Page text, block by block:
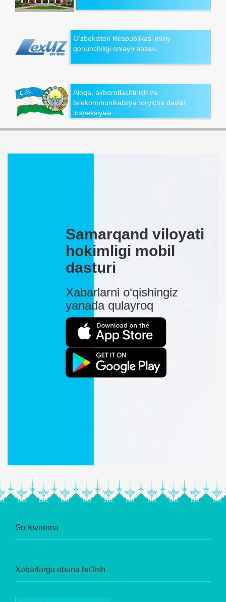
O‘zbekiston Respublikasi milliy
qonunchiligi onlayn bazasi
Aloqa, axborotlashtirish va
telekommunikatsiya bo‘yicha davlat
inspeksiyasi
Samarqand viloyati
hokimligi mobil
dasturi
Xabarlarni o‘qishingiz
yanada qulayroq
So‘rovnoma
Xabarlarga obuna bo‘lish